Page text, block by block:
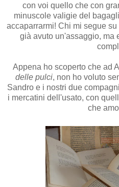
con voi quello che con
minuscole valigie del
accaparrarmi! Chi mi segue
già avuto un'assaggio, ma
Appena ho scoperto che ad
delle pulci, non ho voluto
Sandro e i nostri due
i mercatini dell'usato, con
che